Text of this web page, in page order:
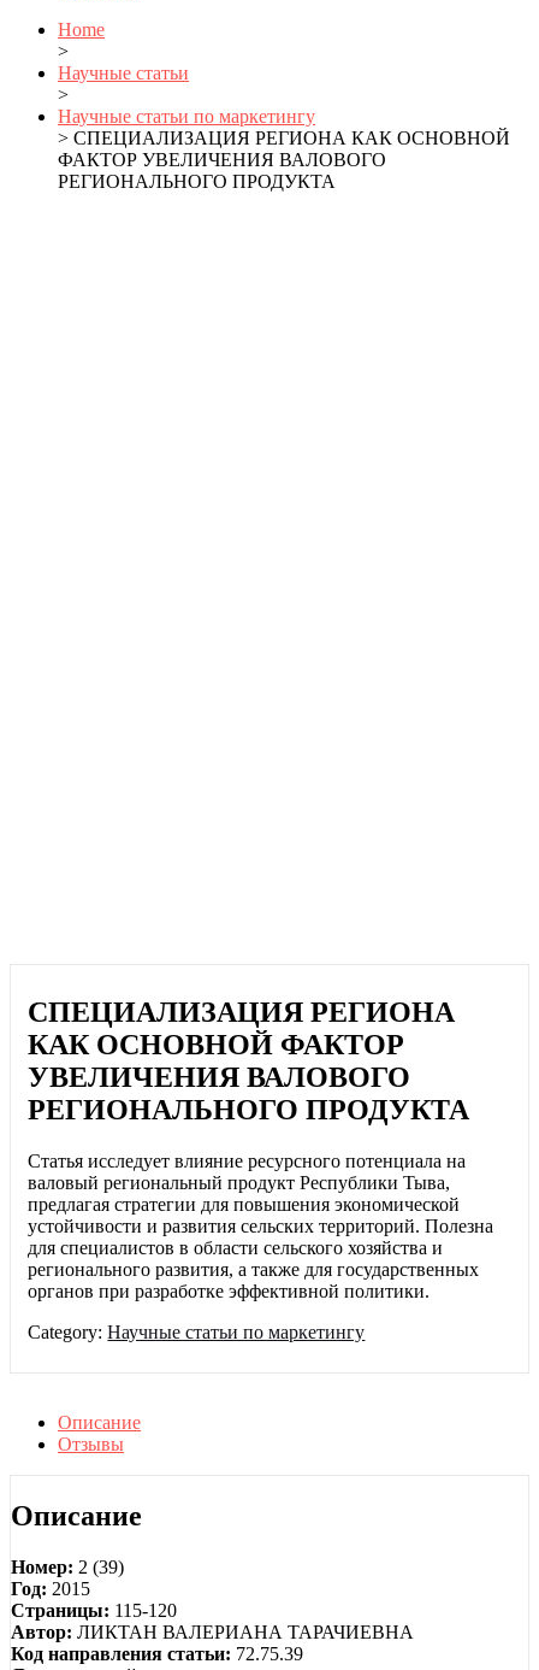
Home
>
Научные статьи
>
Научные статьи по маркетингу
> СПЕЦИАЛИЗАЦИЯ РЕГИОНА КАК ОСНОВНОЙ
ФАКТОР УВЕЛИЧЕНИЯ ВАЛОВОГО
РЕГИОНАЛЬНОГО ПРОДУКТА
СПЕЦИАЛИЗАЦИЯ РЕГИОНА
КАК ОСНОВНОЙ ФАКТОР
УВЕЛИЧЕНИЯ ВАЛОВОГО
РЕГИОНАЛЬНОГО ПРОДУКТА
Статья исследует влияние ресурсного потенциала на
валовый региональный продукт Республики Тыва,
предлагая стратегии для повышения экономической
устойчивости и развития сельских территорий. Полезна
для специалистов в области сельского хозяйства и
регионального развития, а также для государственных
органов при разработке эффективной политики.
Category:Научные статьи по маркетингу
Описание
Отзывы
Описание
Номер: 2 (39)
Год: 2015
Страницы: 115-120
Автор: ЛИКТАН ВАЛЕРИАНА ТАРАЧИЕВНА
Код направления статьи: 72.75.39